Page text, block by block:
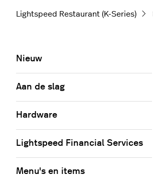
Lightspeed Restaurant (K-Series)
Nieuw
Aan de slag
Hardware
Lightspeed Financial Services
Menu's en items